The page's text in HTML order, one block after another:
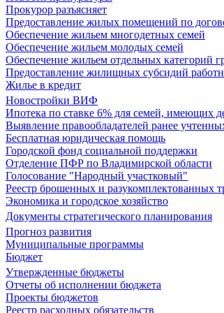
Прокурор разъясняет
Предоставление жилых помещений по
Обеспечение жильем многодетных семей
Обеспечение жильем молодых семей
Обеспечение жильем отдельных категорий
Предоставление жилищных субсидий
Жилье в кредит
Новостройки ВИФ
Ипотека по ставке 6% для семей, имеющих
Выявление правообладателей ранее
Бесплатная юридическая помощь
Городской фонд социальной поддержки
Отделение ПФР по Владимирской области
Голосование "Народный участковый"
Реестр брошенных и разукомплектованных
Экономика и городское хозяйство
Документы стратегического планирования
Прогноз развития
Муниципальные программы
Бюджет
Утвержденные бюджеты
Отчеты об исполнении бюджета
Проекты бюджетов
Реестр расходных обязательств